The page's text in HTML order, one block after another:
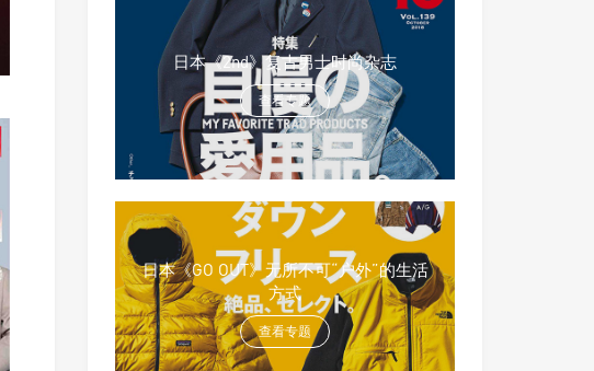
日本《2nd》复古男士时尚杂志
查看专题
日本《GO OUT》无所不可“户外”的生活
方式
查看专题